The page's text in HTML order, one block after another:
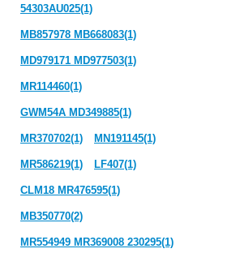
54303AU025(1)
MB857978 MB668083(1)
MD979171 MD977503(1)
MR114460(1)
GWM54A MD349885(1)
MR370702(1) MN191145(1)
MR586219(1) LF407(1)
CLM18 MR476595(1)
MB350770(2)
MR554949 MR369008 230295(1)